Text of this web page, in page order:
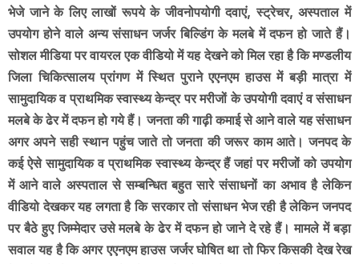
भेजे जाने के लिए लाखों रूपये के जीवनोपयोगी दवाएं, स्ट्रेचर, अस्पताल में
उपयोग होने वाले अन्य संसाधन जर्जर बिल्डिंग के मलबे में दफन हो जाते हैं।
सोशल मीडिया पर वायरल एक वीडियो में यह देखने को मिल रहा है कि मण्डलीय
जिला चिकित्सालय प्रांगण में स्थित पुराने एएनएम हाउस में बड़ी मात्रा में
सामुदायिक व प्राथमिक स्वास्थ्य केन्द्र पर मरीजों के उपयोगी दवाएं व संसाधन
मलबे के ढेर में दफन हो गये हैं। जनता की गाढ़ी कमाई से आने वाले यह संसाधन
अगर अपने सही स्थान पहुंच जाते तो जनता की जरूर काम आते। जनपद के
कई ऐसे सामुदायिक व प्राथमिक स्वास्थ्य केन्द्र हैं जहां पर मरीजों को उपयोग
में आने वाले अस्पताल से सम्बन्धित बहुत सारे संसाधनों का अभाव है लेकिन
वीडियो देखकर यह लगता है कि सरकार तो संसाधन भेज रही है लेकिन जनपद
पर बैठे हुए जिम्मेदार उसे मलबे के ढेर में दफन हो जाने दे रहे हैं। मामले में बड़ा
सवाल यह है कि अगर एएनएम हाउस जर्जर घोषित था तो फिर किसकी देख रेख